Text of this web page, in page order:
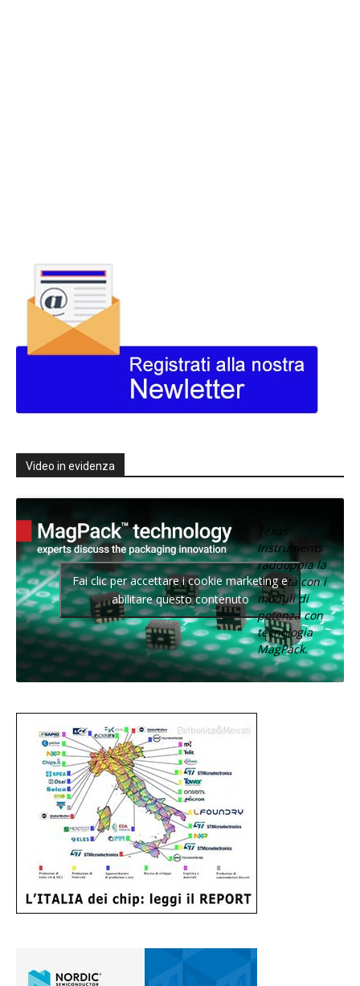
Video in evidenza
Texas
Instruments
raddoppia la
densità con i
moduli di
potenza con
tecnologia
MagPack.
Fai clic per accettare i cookie marketing e
abilitare questo contenuto